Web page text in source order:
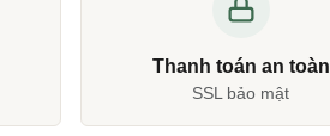
Thanh toán an toàn
SSL bảo mật